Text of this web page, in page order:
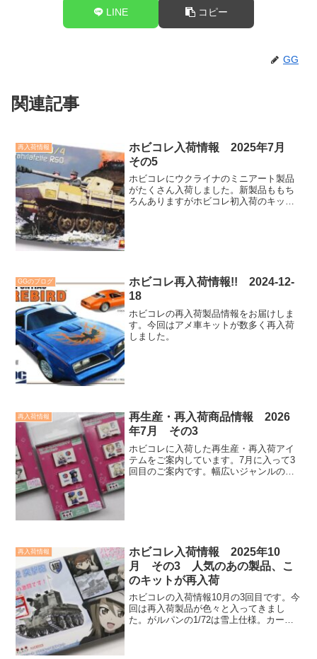
LINE コピー
GG
関連記事
再入荷情報
ホビコレ入荷情報 2025年7月
その5
ホビコレにウクライナのミニアート製品
がたくさん入荷しました。新製品ももち
ろんありますがホビコレ初入荷のキット
GGのブログ
ホビコレ再入荷情報!! 2024-12-
18
ホビコレの再入荷製品情報をお届けしま
す。今回はアメ車キットが数多く再入荷
しました。
再入荷情報
再生産・再入荷商品情報 2026
年7月 その3
ホビコレに入荷した再生産・再入荷アイ
テムをご案内しています。7月に入って3
回目のご案内です。幅広いジャンルの
再入荷情報
ホビコレ入荷情報 2025年10
月 その3 人気のあの製品、こ
のキットが再入荷
ホビコレの入荷情報10月の3回目です。今
回は再入荷製品が色々と入ってきまし
た。がルパンの1/72は雪上仕様。カーモ